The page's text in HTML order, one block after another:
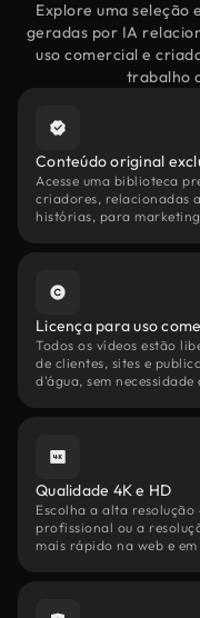
Explore uma seleção
geradas por IA
uso comercial e
trabalho
Conteúdo original
Acesse uma biblioteca
criadores, relacionadas
histórias, para
Licença para uso
Todos os vídeos estão
de clientes, sites e
d'água, sem
Qualidade 4K e HD
Escolha a alta
profissional ou a
mais rápido na web e